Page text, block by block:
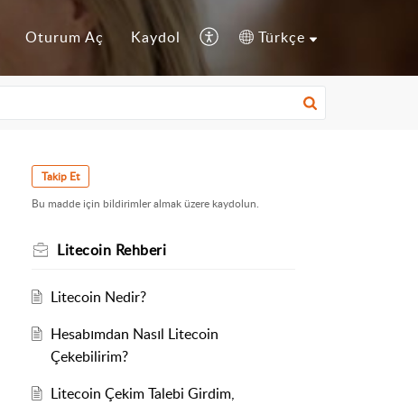
Oturum Aç Kaydol Türkçe
Takip Et
Bu madde için bildirimler almak üzere kaydolun.
Litecoin Rehberi
Litecoin Nedir?
Hesabımdan Nasıl Litecoin
Çekebilirim?
Litecoin Çekim Talebi Girdim,